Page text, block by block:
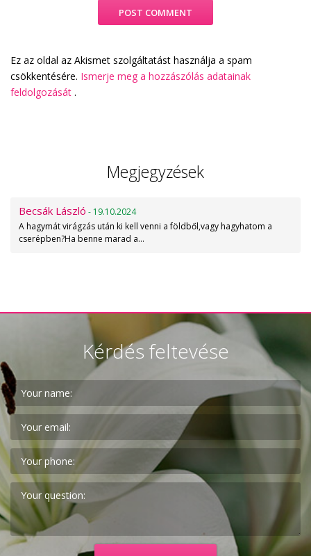
Ez az oldal az Akismet szolgáltatást használja a spam
csökkentésére. Ismerje meg a hozzászólás adatainak
feldolgozását .
Megjegyzések
Becsák László - 19.10.2024
A hagymát virágzás után ki kell venni a földből,vagy hagyhatom a
cserépben?Ha benne marad a…
Kérdés feltevése